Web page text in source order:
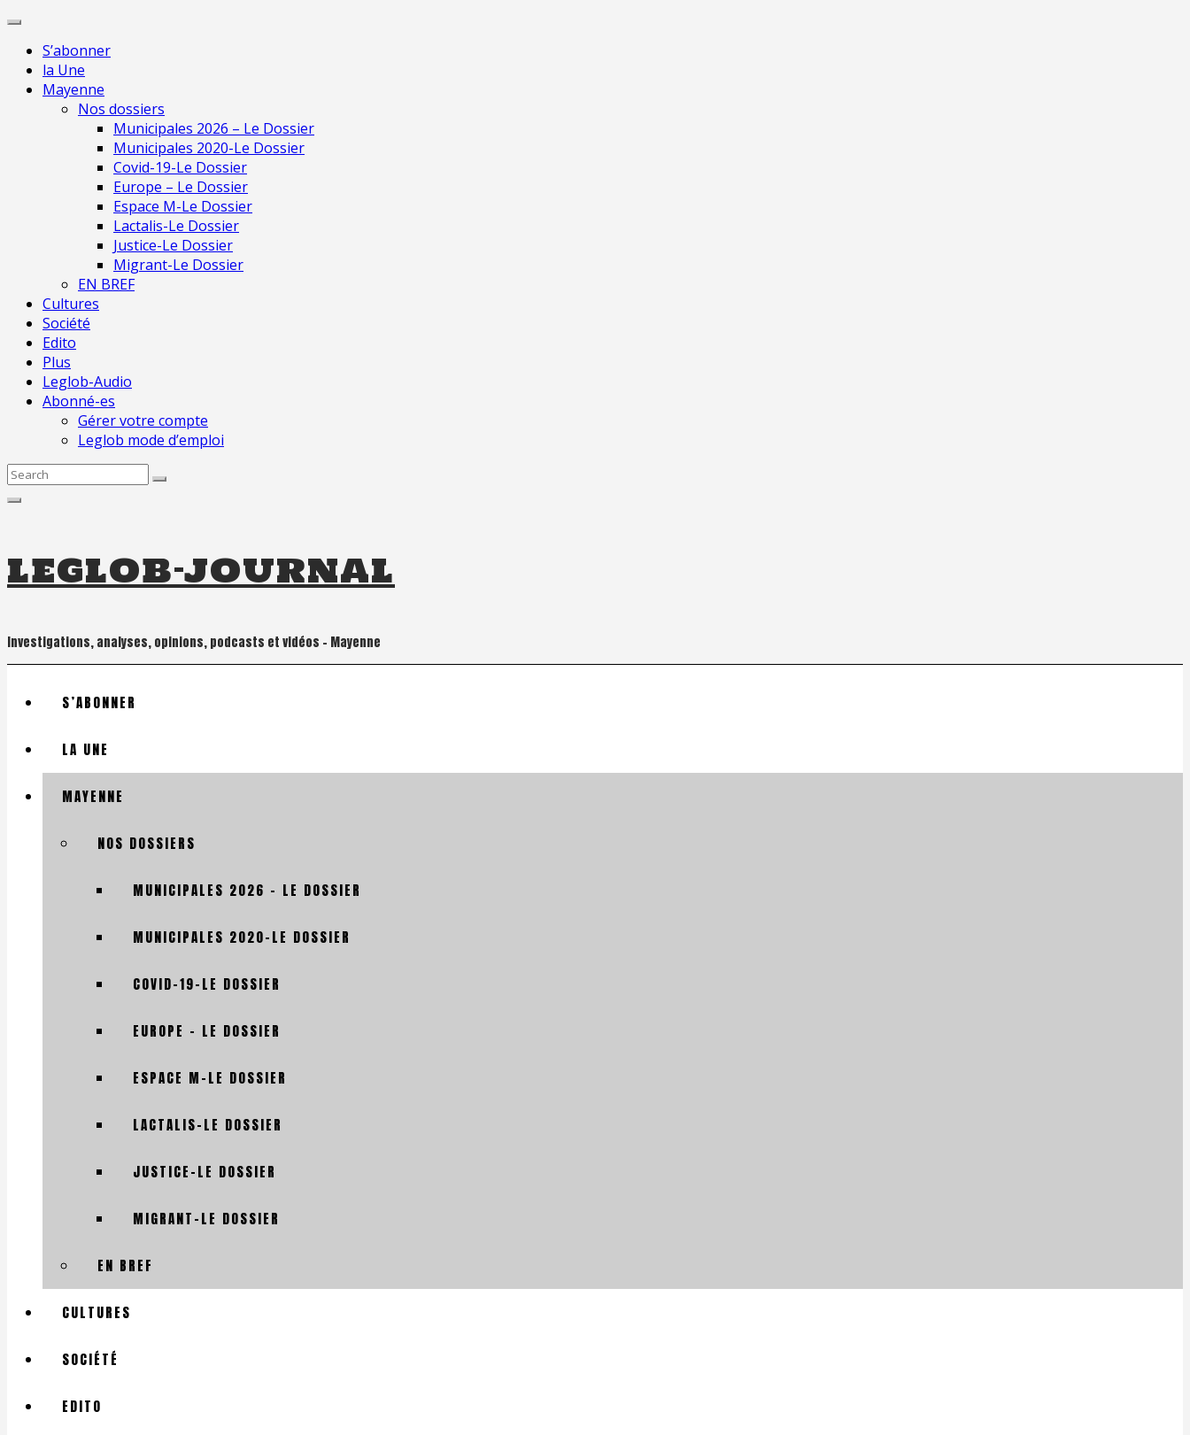
Skip
contentS’abonner
la Une
Mayenne
Nos dossiers
Municipales 2026 – Le Dossier
Municipales 2020-Le Dossier
Covid-19-Le Dossier
Europe – Le Dossier
Espace M-Le Dossier
Lactalis-Le Dossier
Justice-Le Dossier
Migrant-Le Dossier
EN BREF
Cultures
Société
Edito
Plus
Leglob-Audio
Abonné-es
Gérer votre compte
Leglob mode d’emploi
Search
leglob-journal
Investigations, analyses, opinions, podcasts et vidéos – Mayenne
S’ABONNER
LA UNE
MAYENNE
NOS DOSSIERS
MUNICIPALES 2026 – LE DOSSIER
MUNICIPALES 2020-LE DOSSIER
COVID-19-LE DOSSIER
EUROPE – LE DOSSIER
ESPACE M-LE DOSSIER
LACTALIS-LE DOSSIER
JUSTICE-LE DOSSIER
MIGRANT-LE DOSSIER
EN BREF
CULTURES
SOCIÉTÉ
EDITO